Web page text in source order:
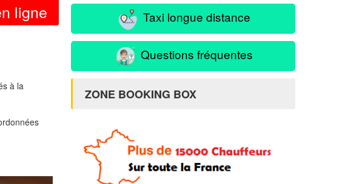
ligne
à la
Taxi longue distance
Questions fréquentes
ZONE BOOKING BOX